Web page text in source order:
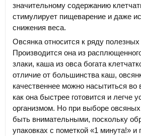
значительному содержанию
стимулирует пищеварение и даже
снижения веса.
Овсянка относится к ряду полезных
Производится она из
злаки, каша из овса богата
отличие от большинства каш,
качественнее можно насытиться во
как она быстрее готовится и легче
организмом. Но при выборе
быть внимательными, поскольку
упаковках с пометкой «1 минута!»